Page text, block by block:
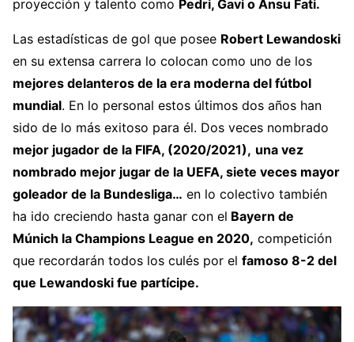
proyección y talento como Pedri, Gavi o Ansu Fati.
Las estadísticas de gol que posee Robert Lewandoski
en su extensa carrera lo colocan como uno de los
mejores delanteros de la era moderna del fútbol
mundial. En lo personal estos últimos dos años han
sido de lo más exitoso para él. Dos veces nombrado
mejor jugador de la FIFA, (2020/2021), una vez
nombrado mejor jugar de la UEFA, siete veces mayor
goleador de la Bundesliga… en lo colectivo también
ha ido creciendo hasta ganar con el Bayern de
Múnich la Champions League en 2020, competición
que recordarán todos los culés por el famoso 8-2 del
que Lewandoski fue partícipe.